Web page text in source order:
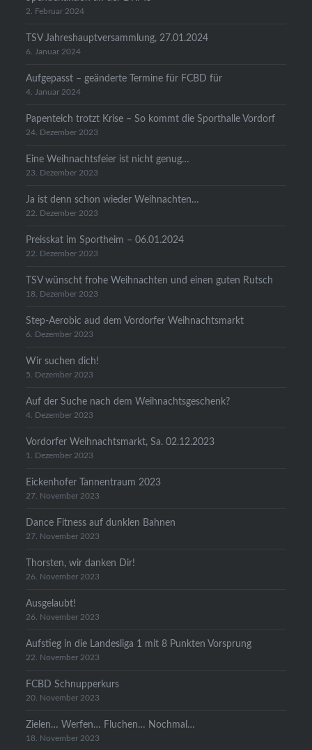
2. Februar 2024
TSV Jahreshauptversammlung, 27.01.2024
6. Januar 2024
Aufgepasst – geänderte Termine für FCBD für
4. Januar 2024
Papenteich trotzt Krise – So kommt die Sporthalle Vordorf
24. Dezember 2023
Eine Weihnachtsfeier ist nicht genug…
23. Dezember 2023
Ja ist denn schon wieder Weihnachten…
22. Dezember 2023
Preisskat im Sportheim – 06.01.2024
22. Dezember 2023
TSV wünscht frohe Weihnachten und einen guten Rutsch
18. Dezember 2023
Step-Aerobic aud dem Vordorfer Weihnachtsmarkt
6. Dezember 2023
Wir suchen dich!
5. Dezember 2023
Auf der Suche nach dem Weihnachtsgeschenk?
4. Dezember 2023
Vordorfer Weihnachtsmarkt, Sa. 02.12.2023
1. Dezember 2023
Eickenhofer Tannentraum 2023
27. November 2023
Dance Fitness auf dunklen Bahnen
27. November 2023
Thorsten, wir danken Dir!
26. November 2023
Ausgelaubt!
26. November 2023
Aufstieg in die Landesliga 1 mit 8 Punkten Vorsprung
22. November 2023
FCBD Schnupperkurs
20. November 2023
Zielen… Werfen… Fluchen… Nochmal…
18. November 2023